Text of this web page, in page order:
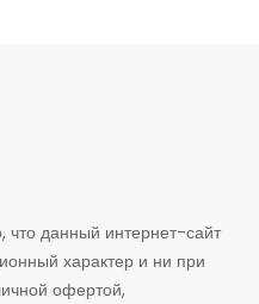
данный интернет-сайт
характер и ни при
офертой,